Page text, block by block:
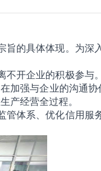
的具体体现。为深
开企业的积极参与
加强与企业的沟通
产经营全过程。
体系、优化信用服